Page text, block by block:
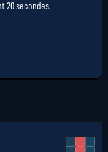
20 secondes.